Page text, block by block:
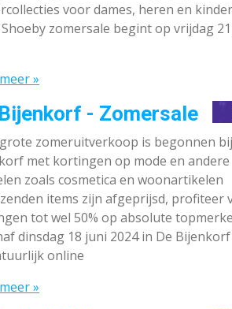
voor dames, heren en
zomersale begint op vrijdag
»
- Zomersale
zomeruitverkoop is begonnen
met kortingen op mode en andere
zoals cosmetica en woonartikelen
items zijn afgeprijsd, profiteer
tot wel 50% op absolute
dinsdag 18 juni 2024 in De
online
»